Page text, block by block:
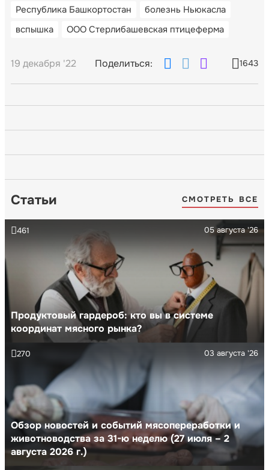
Республика Башкортостан
болезнь Ньюкасла
вспышка
ООО Стерлибашевская птицеферма
19 декабря '22 Поделиться: 1643
Статьи СМОТРЕТЬ ВСЕ
Продуктовый гардероб: кто вы в системе
координат мясного рынка?
05 августа '26
461
Обзор новостей и событий мясопереработки и
животноводства за 31-ю неделю (27 июля – 2
августа 2026 г.)
03 августа '26
270